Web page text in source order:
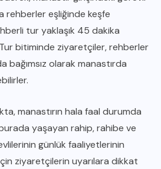
rehberler eşliğinde keşfe
tur yaklaşık 45 dakika
bitiminde ziyaretçiler, rehberler
bağımsız olarak manastırda
manastırın hala faal durumda
yaşayan rahip, rahibe ve
günlük faaliyetlerinin
ziyaretçilerin uyarılara dikkat